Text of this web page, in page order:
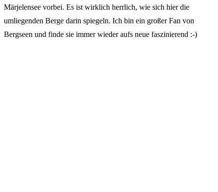
Märjelensee vorbei. Es ist wirklich herrlich, wie sich hier die
umliegenden Berge darin spiegeln. Ich bin ein großer Fan von
Bergseen und finde sie immer wieder aufs neue faszinierend :-)